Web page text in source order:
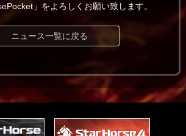
」をよろしくお願い致します。
ニュース一覧に戻る